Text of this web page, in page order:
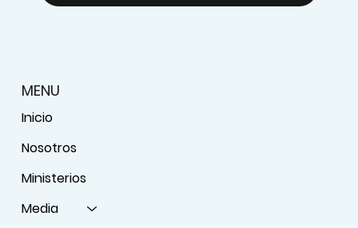
MENU
Inicio
Nosotros
Ministerios
Media